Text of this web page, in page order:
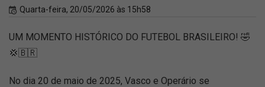
Quarta-feira, 20/05/2026 às 15h58
UM MOMENTO HISTÓRICO DO FUTEBOL BRASILEIRO! 🤣
💢🇧🇷
No dia 20 de maio de 2025, Vasco e Operário se